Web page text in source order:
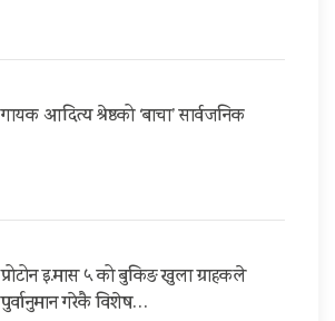
गायक आदित्य श्रेष्ठको ‘बाचा’ सार्वजनिक
प्रोटोन इ.मास ५ को बुकिङ खुला ग्राहकले
पुर्वानुमान गरेकै विशेष…